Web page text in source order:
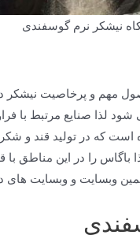
نیشکر نرم گوسفندی
مهم و پرخاصیت نیشکر
صنایع مرتبط با
است که در تولید قند و
باگاس را در این مناطق
وبسایت و وبسایت های